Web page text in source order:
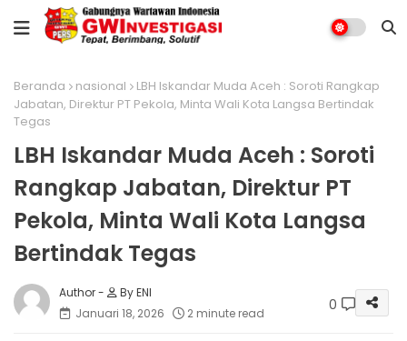
Beranda nasional
LBH Iskandar Muda Aceh : Soroti Rangkap
Jabatan, Direktur PT Pekola, Minta Wali Kota Langsa Bertindak
Tegas
LBH Iskandar Muda Aceh : Soroti
Rangkap Jabatan, Direktur PT
Pekola, Minta Wali Kota Langsa
Bertindak Tegas
By ENI
Januari 18, 2026
2 minute read 0